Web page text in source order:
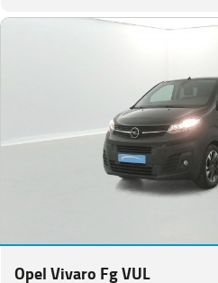
Opel Vivaro Fg VUL